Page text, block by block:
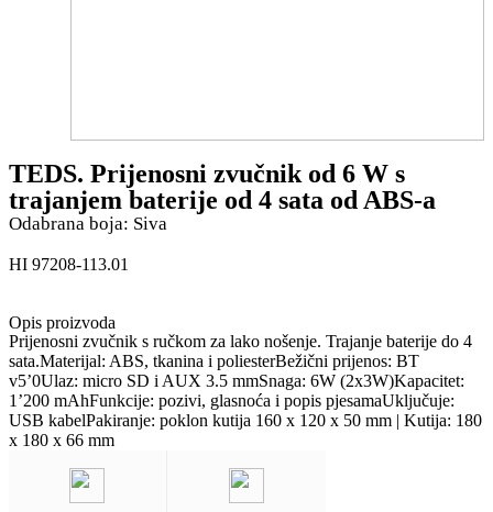
TEDS. Prijenosni zvučnik od 6 W s
trajanjem baterije od 4 sata od ABS-a
Odabrana boja: Siva
HI 97208-113.01
Opis proizvoda
Prijenosni zvučnik s ručkom za lako nošenje. Trajanje baterije do 4
sata.Materijal: ABS, tkanina i poliesterBežični prijenos: BT
v5’0Ulaz: micro SD i AUX 3.5 mmSnaga: 6W (2x3W)Kapacitet:
1’200 mAhFunkcije: pozivi, glasnoća i popis pjesamaUključuje:
USB kabelPakiranje: poklon kutija 160 x 120 x 50 mm | Kutija: 180
x 180 x 66 mm